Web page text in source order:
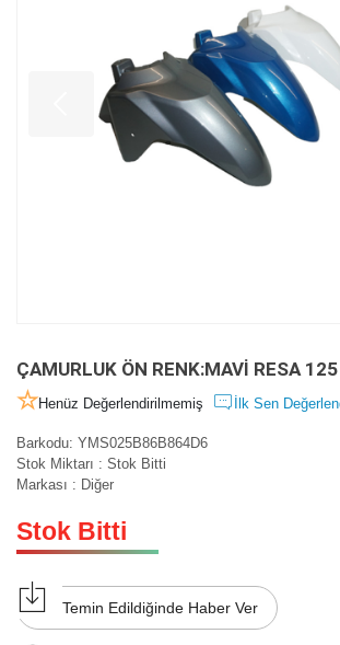
ÇAMURLUK ÖN RENK:MAVİ RESA
Henüz Değerlendirilmemiş İlk Sen
Barkodu: YMS025B86B864D6
Stok Miktarı : Stok Bitti
Markası : Diğer
Stok Bitti
Temin Edildiğinde Haber Ver